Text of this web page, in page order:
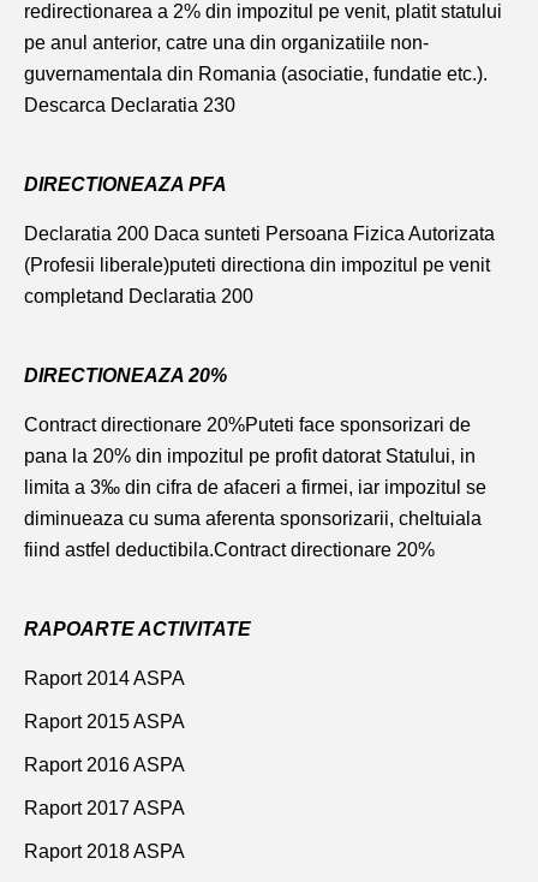
redirectionarea a 2% din impozitul pe venit, platit statului
pe anul anterior, catre una din organizatiile non-
guvernamentala din Romania (asociatie, fundatie etc.).
Descarca Declaratia 230
DIRECTIONEAZA PFA
Declaratia 200 Daca sunteti Persoana Fizica Autorizata
(Profesii liberale)puteti directiona din impozitul pe venit
completand Declaratia 200
DIRECTIONEAZA 20%
Contract directionare 20%Puteti face sponsorizari de
pana la 20% din impozitul pe profit datorat Statului, in
limita a 3‰ din cifra de afaceri a firmei, iar impozitul se
diminueaza cu suma aferenta sponsorizarii, cheltuiala
fiind astfel deductibila.Contract directionare 20%
RAPOARTE ACTIVITATE
Raport 2014 ASPA
Raport 2015 ASPA
Raport 2016 ASPA
Raport 2017 ASPA
Raport 2018 ASPA